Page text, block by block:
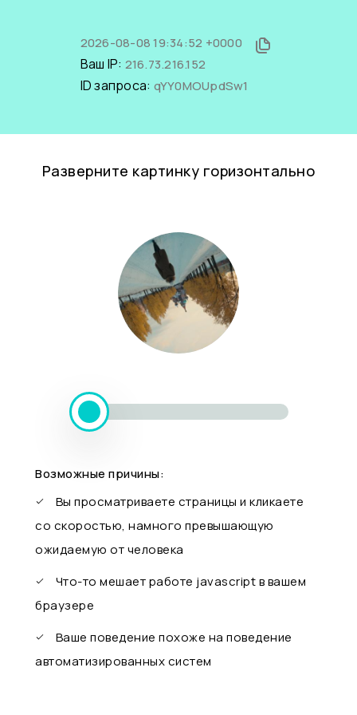
2026-08-08 19:34:52 +0000
Ваш IP: 216.73.216.152
ID запроса: qYY0MOUpdSw1
Разверните картинку горизонтально
Возможные причины:
Вы просматриваете страницы и кликаете
со скоростью, намного превышающую
ожидаемую от человека
Что-то мешает работе javascript в вашем
браузере
Ваше поведение похоже на поведение
автоматизированных систем